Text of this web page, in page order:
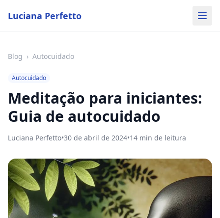
Luciana Perfetto
Blog › Autocuidado
Autocuidado
Meditação para iniciantes:
Guia de autocuidado
Luciana Perfetto•30 de abril de 2024•14 min de leitura